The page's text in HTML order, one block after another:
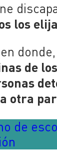
los
de
otra
de